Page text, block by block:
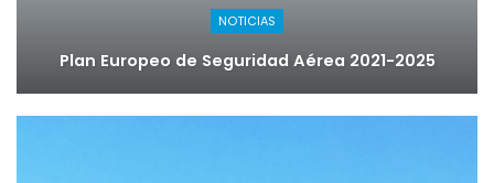
NOTICIAS
Plan Europeo de Seguridad Aérea 2021-2025